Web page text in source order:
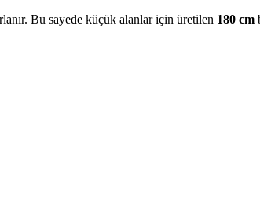
Bu sayede küçük alanlar için üretilen 180 cm